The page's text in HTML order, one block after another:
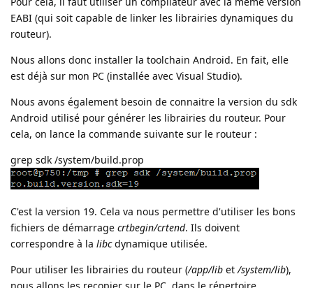
EABI (qui soit capable de linker les librairies dynamiques du
routeur).
Nous allons donc installer la toolchain Android. En fait, elle
est déjà sur mon PC (installée avec Visual Studio).
Nous avons également besoin de connaitre la version du sdk
Android utilisé pour générer les librairies du routeur. Pour
cela, on lance la commande suivante sur le routeur :
grep sdk /system/build.prop
C'est la version 19. Cela va nous permettre d'utiliser les bons
fichiers de démarrage crtbegin/crtend. Ils doivent
correspondre à la libcdynamique utilisée.
Pour utiliser les librairies du routeur (/app/lib et/system/lib),